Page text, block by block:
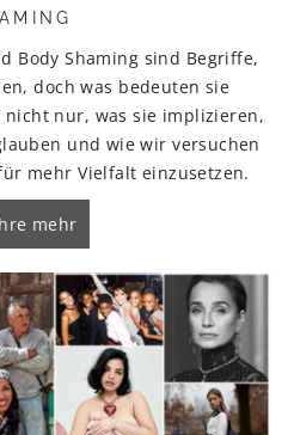
Body Shaming sind Begriffe,
doch was bedeuten sie
nur, was sie implizieren,
und wie wir versuchen
mehr Vielfalt einzusetzen.
mehr